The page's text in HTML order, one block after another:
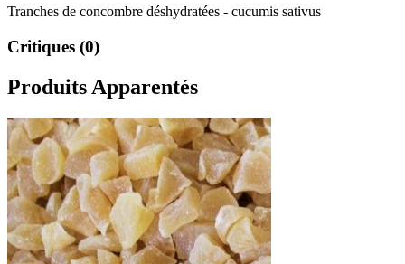
Tranches de concombre déshydratées - cucumis sativus
Critiques (0)
Produits Apparentés